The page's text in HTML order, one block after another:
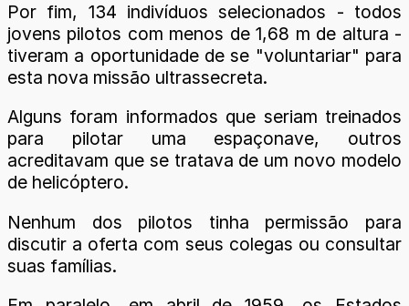
Por fim, 134 indivíduos selecionados - todos
jovens pilotos com menos de 1,68 m de altura -
tiveram a oportunidade de se "voluntariar" para
esta nova missão ultrassecreta.
Alguns foram informados que seriam treinados
para pilotar uma espaçonave, outros
acreditavam que se tratava de um novo modelo
de helicóptero.
Nenhum dos pilotos tinha permissão para
discutir a oferta com seus colegas ou consultar
suas famílias.